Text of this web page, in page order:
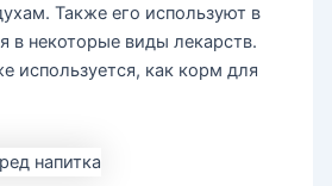
Также его используют в
в некоторые виды лекарств.
используется, как корм для